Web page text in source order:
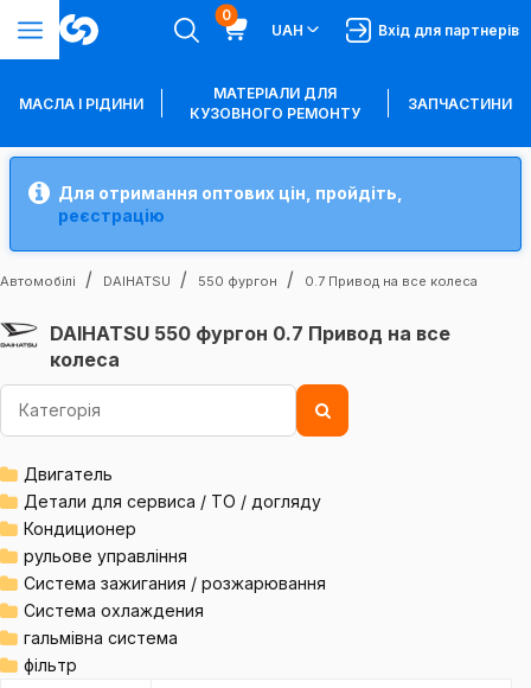
0
UAH
Вхід для партнерів
МАСЛА І РІДИНИ
МАТЕРІАЛИ ДЛЯ
КУЗОВНОГО РЕМОНТУ
ЗАПЧАСТИНИ
Для отримання оптових цін, пройдіть,
реєстрацію
Автомобілі DAIHATSU 550 фургон 0.7 Привод на все колеса
DAIHATSU 550 фургон 0.7 Привод на все
колеса
Двигатель
Детали для сервиса / ТО / догляду
Кондиционер
рульове управління
Система зажигания / розжарювання
Система охлаждения
гальмівна система
фільтр